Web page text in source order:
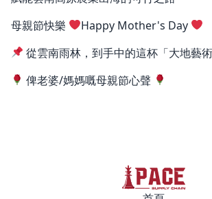
母親節快樂
Happy Mother's Day
從雲南雨林，到手中的這杯「大地藝術
俾老婆/媽媽嘅母親節心聲